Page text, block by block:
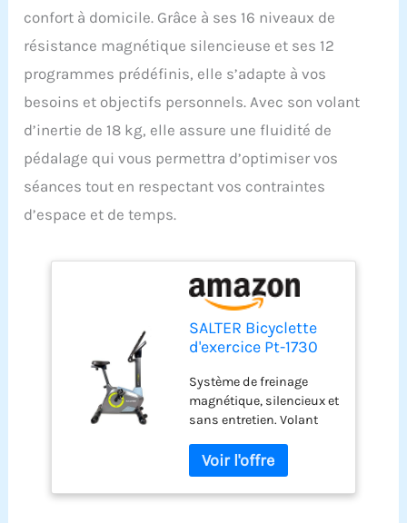
confort à domicile. Grâce à ses 16 niveaux de
résistance magnétique silencieuse et ses 12
programmes prédéfinis, elle s’adapte à vos
besoins et objectifs personnels. Avec son volant
d’inertie de 18 kg, elle assure une fluidité de
pédalage qui vous permettra d’optimiser vos
séances tout en respectant vos contraintes
d’espace et de temps.
SALTER Bicyclette
d'exercice Pt-1730
Résistance
Magnétique
Silencieux 18 kg
Volant d'Inertie 12
Programmes
Prédéfinis
Système de freinage
magnétique, silencieux et
sans entretien. Volant
kg. - 16 niveaux de
résistance. Panneau de
contrôle avec indicateurs